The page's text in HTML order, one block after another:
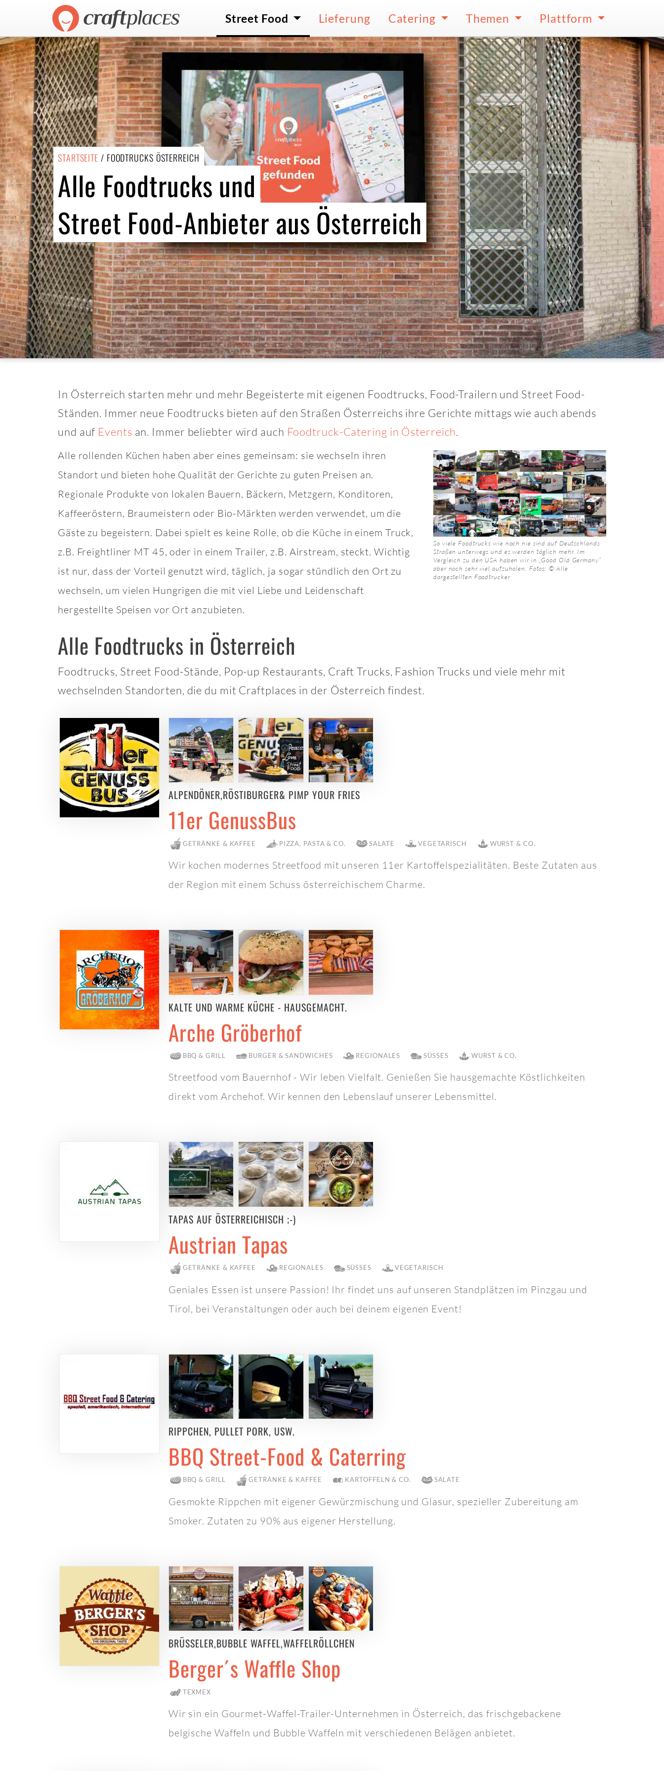
Street Food Lieferung Catering Themen Plattform
STARTSEITE / FOODTRUCKS ÖSTERREICH
Alle Foodtrucks und
Street Food-Anbieter aus Österreich
In Österreich starten mehr und mehr Begeisterte mit eigenen Foodtrucks, Food-Trailern und Street Food-
Ständen. Immer neue Foodtrucks bieten auf den Straßen Österreichs ihre Gerichte mittags wie auch abends
und auf Events an. Immer beliebter wird auch Foodtruck-Catering in Österreich.
So viele Foodtrucks wie noch nie sind auf Deutschlands
Straßen unterwegs und es werden täglich mehr. Im
Vergleich zu den USA haben wir in „Good Old Germany“
aber noch sehr viel aufzuholen. Fotos: © Alle
dargestellten Foodtrucker
Alle rollenden Küchen haben aber eines gemeinsam: sie wechseln ihren
Standort und bieten hohe Qualität der Gerichte zu guten Preisen an.
Regionale Produkte von lokalen Bauern, Bäckern, Metzgern, Konditoren,
Kaffeeröstern, Braumeistern oder Bio-Märkten werden verwendet, um die
Gäste zu begeistern. Dabei spielt es keine Rolle, ob die Küche in einem Truck,
z.B. Freightliner MT 45, oder in einem Trailer, z.B. Airstream, steckt. Wichtig
ist nur, dass der Vorteil genutzt wird, täglich, ja sogar stündlich den Ort zu
wechseln, um vielen Hungrigen die mit viel Liebe und Leidenschaft
hergestellte Speisen vor Ort anzubieten.
Alle Foodtrucks in Österreich
Foodtrucks, Street Food-Stände, Pop-up Restaurants, Craft Trucks, Fashion Trucks und viele mehr mit
wechselnden Standorten, die du mit Craftplaces in der Österreich findest.
ALPENDÖNER,RÖSTIBURGER& PIMP YOUR FRIES
11er GenussBus
GETRÄNKE & KAFFEE PIZZA, PASTA & CO. SALATE VEGETARISCH WURST & CO.
Wir kochen modernes Streetfood mit unseren 11er Kartoffelspezialitäten. Beste Zutaten aus
der Region mit einem Schuss österreichischem Charme.
KALTE UND WARME KÜCHE - HAUSGEMACHT.
Arche Gröberhof
BBQ & GRILL BURGER & SANDWICHES REGIONALES SÜSSES WURST & CO.
Streetfood vom Bauernhof - Wir leben Vielfalt. Genießen Sie hausgemachte Köstlichkeiten
direkt vom Archehof. Wir kennen den Lebenslauf unserer Lebensmittel.
TAPAS AUF ÖSTERREICHISCH ;-)
Austrian Tapas
GETRÄNKE & KAFFEE REGIONALES SÜSSES VEGETARISCH
Geniales Essen ist unsere Passion! Ihr findet uns auf unseren Standplätzen im Pinzgau und
Tirol, bei Veranstaltungen oder auch bei deinem eigenen Event!
RIPPCHEN, PULLET PORK, USW.
BBQ Street-Food & Caterring
BBQ & GRILL GETRÄNKE & KAFFEE KARTOFFELN & CO. SALATE
Gesmokte Rippchen mit eigener Gewürzmischung und Glasur, spezieller Zubereitung am
Smoker. Zutaten zu 90% aus eigener Herstellung.
BRÜSSELER,BUBBLE WAFFEL,WAFFELRÖLLCHEN
Berger´s Waffle Shop
TEXMEX
Wir sin ein Gourmet-Waffel-Trailer-Unternehmen in Österreich, das frischgebackene
belgische Waffeln und Bubble Waffeln mit verschiedenen Belägen anbietet.